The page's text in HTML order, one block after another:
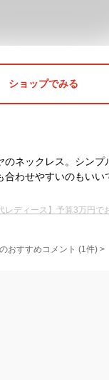
ショップでみる
ネックレス。シン
合わせやすいのもいい
レディース】予算3万円
おすすめコメント (1件) >